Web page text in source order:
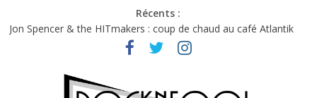
Récents :
Jon Spencer & the HITmakers : coup de chaud au café Atlantik
Hellfest 2026 vendredi : température et émotions en hausse
Hellfest 2026 jeudi : impossible de choisir entre chaleur et bonne
Première édition du Midgard Festival : entre bière, métal et